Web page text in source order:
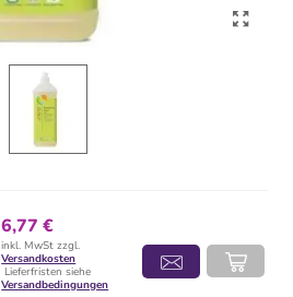
6,77 €
inkl. MwSt zzgl.
Versandkosten
Lieferfristen siehe
Versandbedingungen